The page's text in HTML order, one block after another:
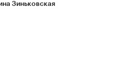
Зиньковская